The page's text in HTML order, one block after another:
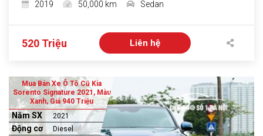
2019
50,000 km Sedan
520 Triệu Liên hệ
Mua Bán Xe Ô Tô Cũ Kia
Sorento Signature 2021, Màu
Xanh, Giá 940 Triệu
Năm SX 2021
Động cơ Diesel